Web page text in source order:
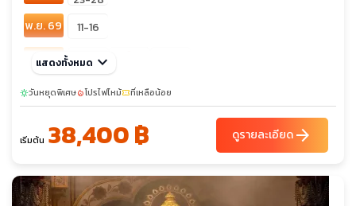
พ.ย. 69
11-16
ธ.ค. 69 03-08
แสดงทั้งหมด keyboard_arrow_down
sunnyวันหยุดพิเศษlocal_fire_departmentโปรไฟไหม้confirmation_numberที่เหลือน้อย
เริ่มต้น 38,400 ฿ ดูรายละเอียดarrow_forward